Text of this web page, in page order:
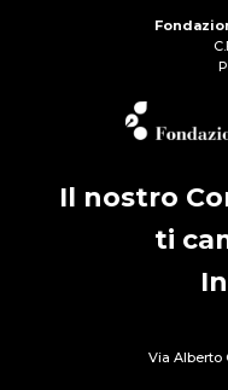
Il nostro
ti
Via Alberto